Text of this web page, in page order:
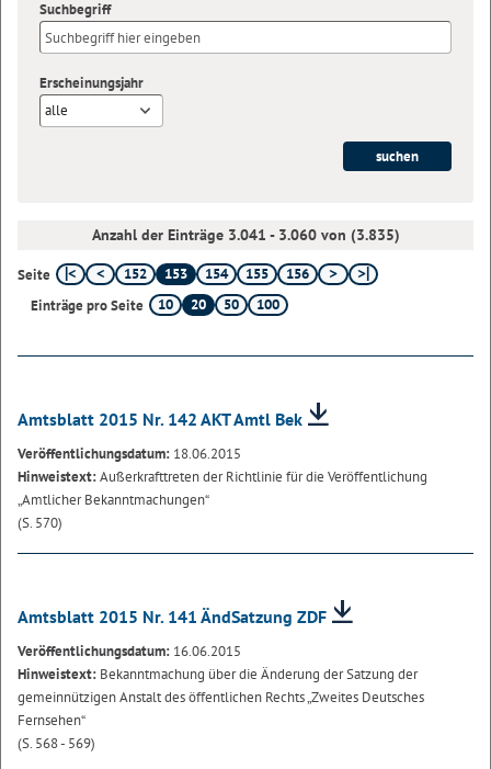
Suchbegriff
Erscheinungsjahr
alle
Anzahl der Einträge 3.041 - 3.060 von (3.835)
Seite 152 153 154 155
156
Einträge pro Seite
10 20 50 100
Amtsblatt 2015 Nr. 142 AKT Amtl Bek
Veröffentlichungsdatum: 18.06.2015
Hinweistext:Außerkrafttreten der Richtlinie für die Veröffentlichung
„Amtlicher Bekanntmachungen“
(S. 570)
Amtsblatt 2015 Nr. 141 ÄndSatzung ZDF
Veröffentlichungsdatum: 16.06.2015
Hinweistext: Bekanntmachung über die Änderung der Satzung der
gemeinnützigen Anstalt des öffentlichen Rechts „Zweites Deutsches
Fernsehen“
(S. 568 - 569)